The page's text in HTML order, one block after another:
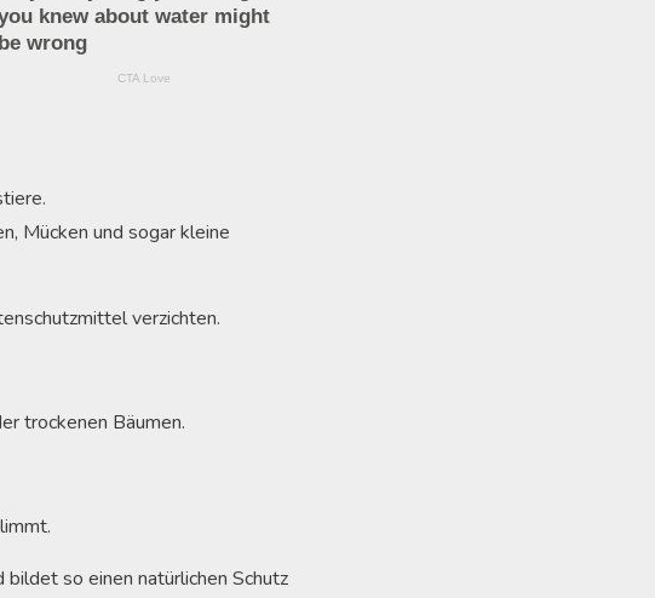
Mücken und sogar kleine
verzichten.
trockenen Bäumen.
bildet so einen natürlichen Schutz